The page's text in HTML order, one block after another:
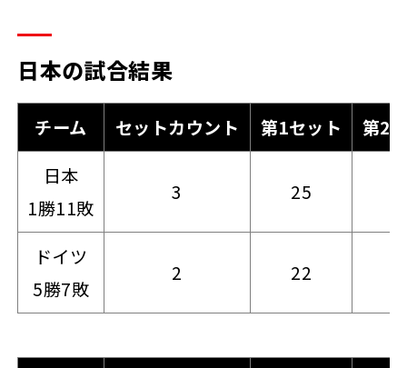
日本の試合結果
チーム セットカウント 第1セット
第2
日本
1勝11敗
3 25
ドイツ
5勝7敗
2 22